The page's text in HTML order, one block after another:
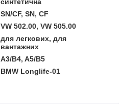
SN/CF, SN, CF
VW 502.00, VW 505.00
для легкових, для
вантажних
A3/B4, A5/B5
BMW Longlife-01